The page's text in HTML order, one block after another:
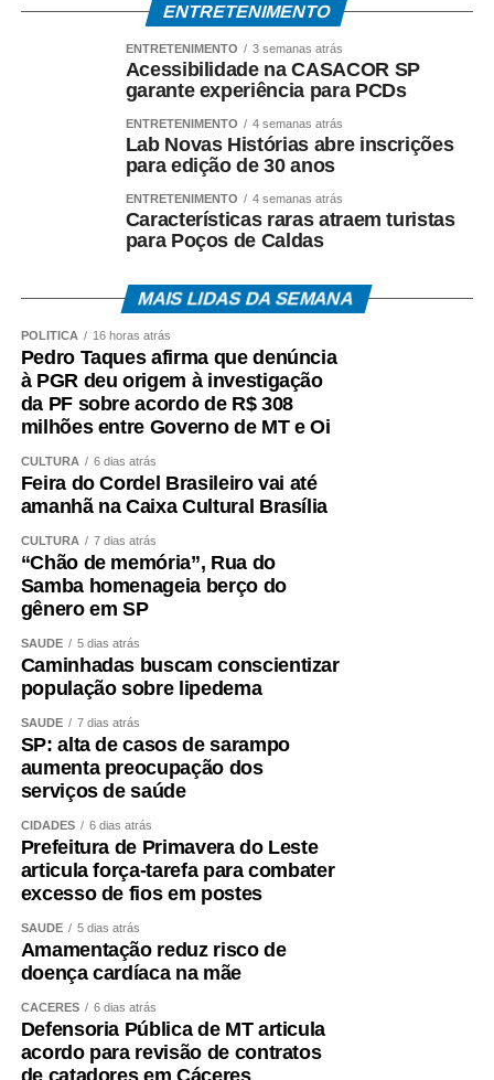
Puro Malte: mais destaque para o malte.
Embora “Puro Malte” não seja um estilo de cerveja,
mas uma classificação relacionada aos ingredientes
utilizados na produção, o termo se tornou bastante
conhecido entre os consumidores brasileiros.
Produzidas exclusivamente com malte de cevada,
água, lúpulo e levedura, as cervejas Puro Malte
costumam apresentar maior percepção do sabor do
opções versáteis para diferentes ocasiões de consumo e
queijos leves.
IPA: personalidade marcada pelo lúpulo
nos últimos anos é a India Pale Ale (IPA), pertencente à
família Ale. Segundo O Guia Oxford da Cerveja, de
século 19.
Os colonizadores britânicos tinham as cervejas
encontraram a solução de colocar uma concentração
maior de lúpulo, que age como conservante natural e dá
as longas viagens marítimas sem perder qualidade.
Seu diferencial está na maior presença do lúpulo,
frutados, além de um amargor mais pronunciado quando
comparado às Lagers tradicionais. Consumidores que
apreciam sabores mais intensos costumam encontrar na
ou refeições de sabor marcante, como hambúrgueres
artesanais e carnes grelhadas.
Weiss: tradição das cervejas de trigo
Outro representante da família Ale é a Weissbier,
ENTRETENIMENTO
ENTRETENIMENTO 3 semanas atrás
Acessibilidade na CASACOR SP
garante experiência para PCDs
ENTRETENIMENTO 4 semanas atrás
Lab Novas Histórias abre inscrições
para edição de 30 anos
ENTRETENIMENTO 4 semanas atrás
Características raras atraem turistas
para Poços de Caldas
MAIS LIDAS DA SEMANA
POLÍTICA 16 horas atrás
Pedro Taques afirma que denúncia
à PGR deu origem à investigação
da PF sobre acordo de R$ 308
milhões entre Governo de MT e Oi
CULTURA 6 dias atrás
Feira do Cordel Brasileiro vai até
amanhã na Caixa Cultural Brasília
CULTURA 7 dias atrás
“Chão de memória”, Rua do
Samba homenageia berço do
gênero em SP
SAÚDE 5 dias atrás
Caminhadas buscam conscientizar
população sobre lipedema
SAÚDE 7 dias atrás
SP: alta de casos de sarampo
aumenta preocupação dos
serviços de saúde
CIDADES 6 dias atrás
Prefeitura de Primavera do Leste
articula força-tarefa para combater
excesso de fios em postes
SAÚDE 5 dias atrás
Amamentação reduz risco de
doença cardíaca na mãe
CÁCERES 6 dias atrás
Defensoria Pública de MT articula
acordo para revisão de contratos
de catadores em Cáceres